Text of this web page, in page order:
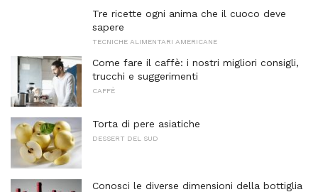
Tre ricette ogni anima che il cuoco deve
sapere
TECNICHE ALIMENTARI AMERICANE
Come fare il caffè: i nostri migliori consigli,
trucchi e suggerimenti
CAFFÈ
Torta di pere asiatiche
DESSERT DEL SUD
Conosci le diverse dimensioni della bottiglia